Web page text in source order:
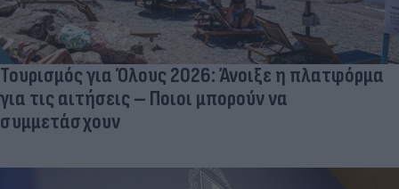
Τουρισμός για Όλους 2026: Άνοιξε η πλατφόρμα
για τις αιτήσεις – Ποιοι μπορούν να
συμμετάσχουν